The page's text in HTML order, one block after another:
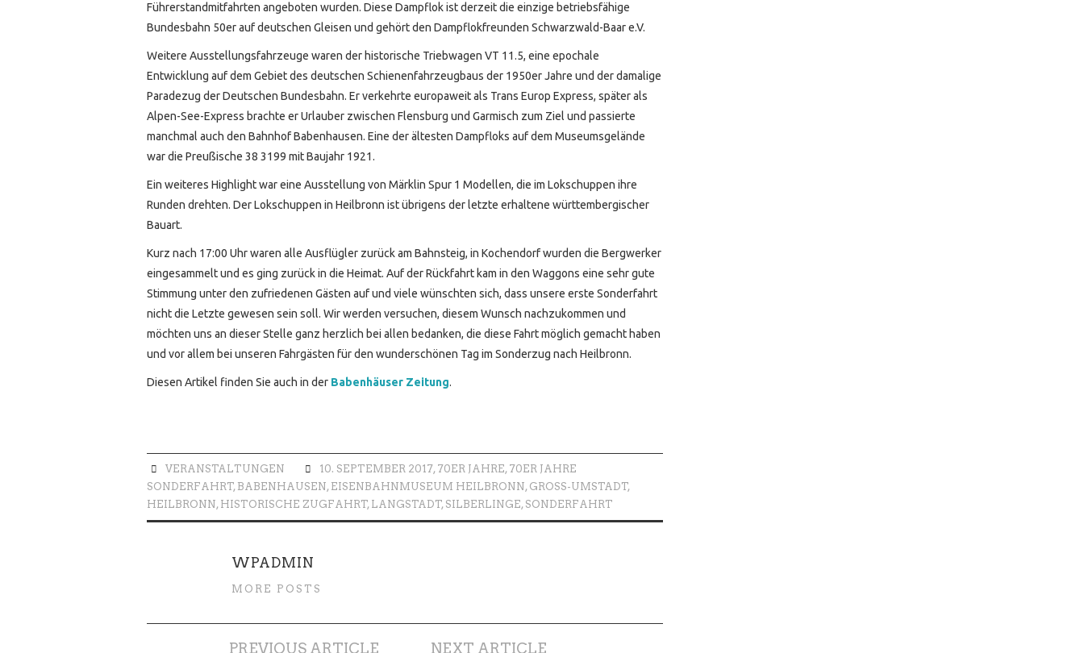
Führerstandmitfahrten angeboten wurden. Diese Dampflok ist derzeit die einzige betriebsfähige
Bundesbahn 50er auf deutschen Gleisen und gehört den Dampflokfreunden Schwarzwald-Baar e.V.
Weitere Ausstellungsfahrzeuge waren der historische Triebwagen VT 11.5, eine epochale
Entwicklung auf dem Gebiet des deutschen Schienenfahrzeugbaus der 1950er Jahre und der damalige
Paradezug der Deutschen Bundesbahn. Er verkehrte europaweit als Trans Europ Express, später als
Alpen-See-Express brachte er Urlauber zwischen Flensburg und Garmisch zum Ziel und passierte
manchmal auch den Bahnhof Babenhausen. Eine der ältesten Dampfloks auf dem Museumsgelände
war die Preußische 38 3199 mit Baujahr 1921.
Ein weiteres Highlight war eine Ausstellung von Märklin Spur 1 Modellen, die im Lokschuppen ihre
Runden drehten. Der Lokschuppen in Heilbronn ist übrigens der letzte erhaltene württembergischer
Bauart.
Kurz nach 17:00 Uhr waren alle Ausflügler zurück am Bahnsteig, in Kochendorf wurden die Bergwerker
eingesammelt und es ging zurück in die Heimat. Auf der Rückfahrt kam in den Waggons eine sehr gute
Stimmung unter den zufriedenen Gästen auf und viele wünschten sich, dass unsere erste Sonderfahrt
nicht die Letzte gewesen sein soll. Wir werden versuchen, diesem Wunsch nachzukommen und
möchten uns an dieser Stelle ganz herzlich bei allen bedanken, die diese Fahrt möglich gemacht haben
und vor allem bei unseren Fahrgästen für den wunderschönen Tag im Sonderzug nach Heilbronn.
Diesen Artikel finden Sie auch in der Babenhäuser Zeitung.
VERANSTALTUNGEN 10. SEPTEMBER 2017, 70ER JAHRE, 70ER JAHRE
SONDERFAHRT, BABENHAUSEN, EISENBAHNMUSEUM HEILBRONN, GROSS-UMSTADT
,
HEILBRONN, HISTORISCHE ZUGFAHRT, LANGSTADT, SILBERLINGE, SONDERFAHRT
WPADMIN
MORE POSTS
PREVIOUS ARTICLE NEXT ARTICLE